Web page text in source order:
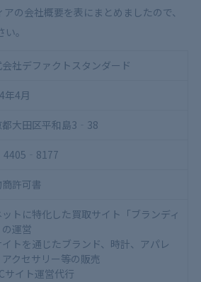
の会社概要を表にまとめましたので、
。
社デファクトスタンダード
年4月
都大田区平和島3‐38
許可書
ットに特化した買取サイト「ブランディ
の運営
イトを通じたブランド、時計、アパレ
アクセサリー等の販売
サイト運営代行